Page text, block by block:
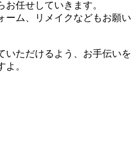
お任せしていきます。
ーム、リメイクなどもお願い
いただけるよう、お手伝いを
。